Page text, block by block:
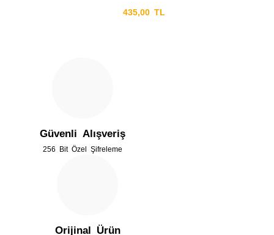
435,00 TL
Güvenli Alışveriş
256 Bit Özel Şifreleme
Orijinal Ürün